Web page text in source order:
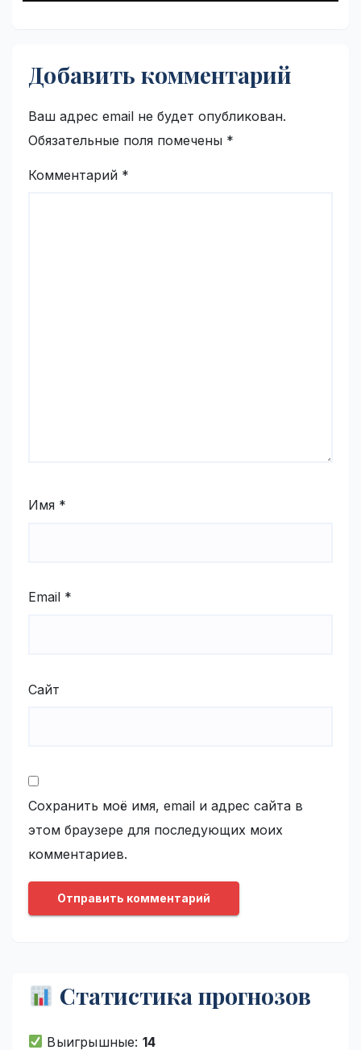
Добавить комментарий
Ваш адрес email не будет опубликован.
Обязательные поля помечены *
Комментарий *
Имя *
Email *
Сайт
Сохранить моё имя, email и адрес сайта в
этом браузере для последующих моих
комментариев.
Статистика прогнозов
Выигрышные: 14